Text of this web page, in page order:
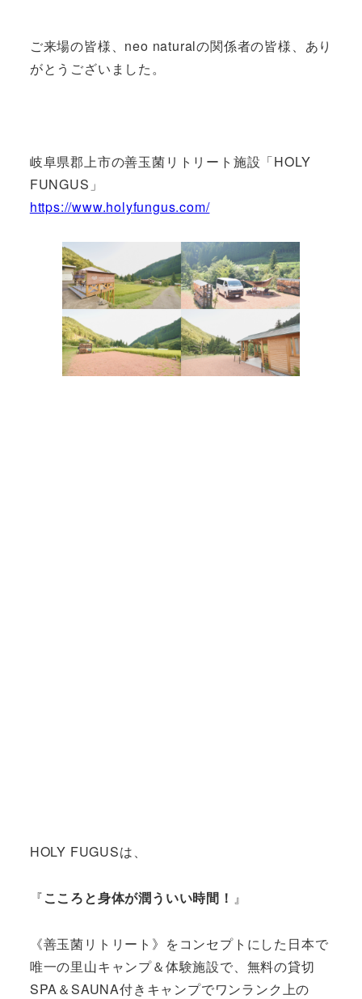
ご来場の皆様、neo naturalの関係者の皆様、あり
がとうございました。
岐阜県郡上市の善玉菌リトリート施設「HOLY
FUNGUS」
https://www.holyfungus.com/
HOLY FUGUSは、
『こころと身体が潤ういい時間！ 』
《善玉菌リトリート》をコンセプトにした日本で
唯一の里山キャンプ＆体験施設で、無料の貸切
SPA＆SAUNA付きキャンプでワンランク上の